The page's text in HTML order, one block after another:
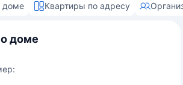
доме Квартиры по адресу
доме